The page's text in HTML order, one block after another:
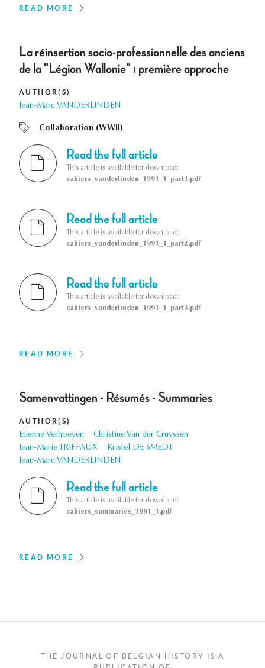
READ MORE
La réinsertion socio-professionnelle des anciens
de la "Légion Wallonie" : première approche
AUTHOR(S)
Jean-Marc VANDERLINDEN
Collaboration (WWII)
Read the full article
This article is available for download:
cahiers_vanderlinden_1991_1_part1.pdf
Read the full article
This article is available for download:
cahiers_vanderlinden_1991_1_part2.pdf
Read the full article
This article is available for download:
cahiers_vanderlinden_1991_1_part3.pdf
READ MORE
Samenvattingen - Résumés - Summaries
AUTHOR(S)
Etienne Verhoeyen
Christine Van der Cruyssen
Jean-Marie TRIFFAUX
Kristel DE SMEDT
Jean-Marc VANDERLINDEN
Read the full article
This article is available for download:
cahiers_summaries_1991_1.pdf
READ MORE
THE JOURNAL OF BELGIAN HISTORY IS A